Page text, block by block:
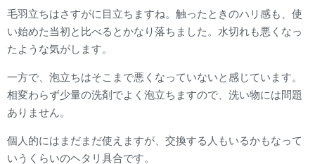
毛羽立ちはさすがに目立ちますね。触ったときのハリ感も、使
い始めた当初と比べるとかなり落ちました。水切れも悪くなっ
たような気がします。
一方で、泡立ちはそこまで悪くなっていないと感じています。
相変わらず少量の洗剤でよく泡立ちますので、洗い物には問題
ありません。
個人的にはまだまだ使えますが、交換する人もいるかもなって
いうくらいのヘタリ具合です。